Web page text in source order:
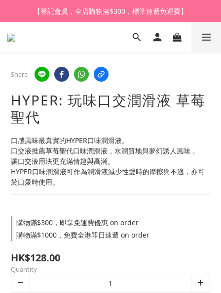
【登記會員，全店購物滿$1,000，即享全單95折】
【登記會員，全店購物滿$300，標準速遞免運費】
【購買任何產品，9折體驗價換購HARU皇牌潤滑液】
Share
HYPER: 玩味口交潤滑液 草莓
聖代
口感風味最真實的HYPER口味潤滑液。
口交液推薦草莓聖代口味潤滑液，水潤質地與夢幻誘人風味，
讓口交液用法更充滿情趣與高潮。
HYPER口味潤滑液可作為潤滑液減少性愛時的摩擦與不適，亦可
於口愛時使用。
購物滿$300，即享免運費優惠 on order
購物滿$1000，免費全港即日速遞 on order
HK$128.00
Quantity